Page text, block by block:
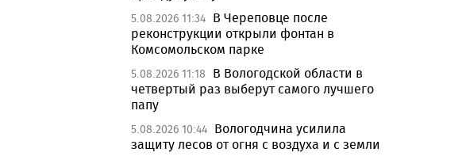
5.08.2026 11:34 В Череповце после
реконструкции открыли фонтан в
Комсомольском парке
5.08.2026 11:18
В Вологодской области в
четвертый раз выберут самого лучшего
папу
5.08.2026 10:44 Вологодчина усилила
защиту лесов от огня с воздуха и с земли